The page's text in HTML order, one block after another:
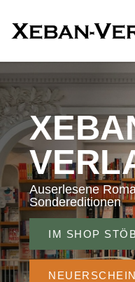
Auserlesene
Sondereditionen
IM SHOP